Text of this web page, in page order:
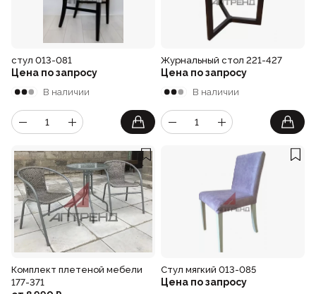
стул 013-081
Цена по запросу
В наличии
Журнальный стол 221-427
Цена по запросу
В наличии
Комплект плетеной мебели
177-371
Стул мягкий 013-085
Цена по запросу